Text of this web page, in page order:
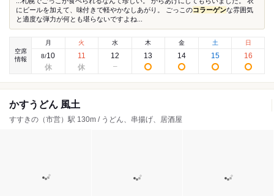
にビールを加えて、味付きで軽やかなしあがり。 ごっこのコラーゲンな雰囲気
と適度な弾力が何とも堪らないですよね...
空席
情報
月
8/10
火
11
水
12
木
13
金
14
土
15
日
16
かすうどん 風土
すすきの（市営）駅 130m / うどん、串揚げ、居酒屋